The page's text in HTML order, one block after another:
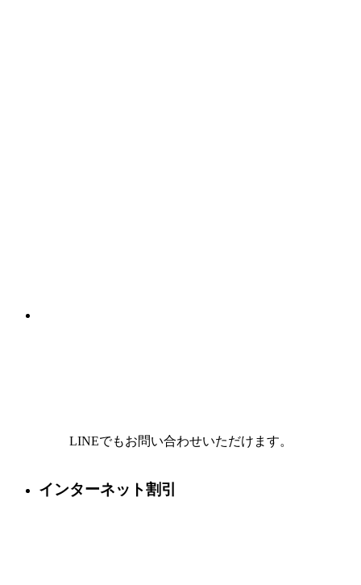
LINEでもお問い合わせいただけます。
インターネット割引